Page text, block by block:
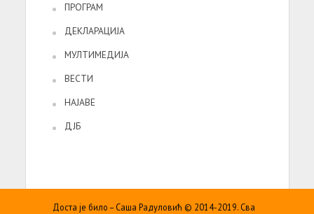
ПРОГРАМ
ДЕКЛАРАЦИЈА
МУЛТИМЕДИЈА
ВЕСТИ
НАЈАВЕ
ДЈБ
Доста је било – Саша Радуловић © 2014-2019. Сва